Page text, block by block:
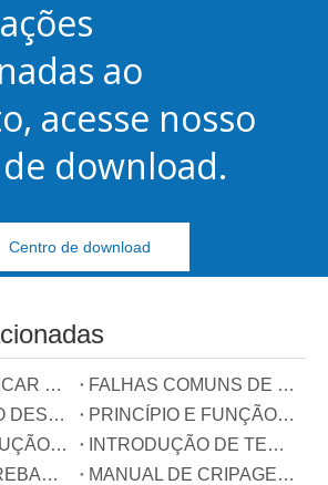
ao
acesse nosso
download.
Centro de download
COMO CLASSIFICAR BLOCOS TERMINAIS
FALHAS COMUNS DE TERMINAIS
PROBLEMAS NO DESENVOLVIMENTO DA INDÚSTRIA DE TERMINAIS NA CHINA
PRINCÍPIO E FUNÇÃO DOS TRÊS FIOS CONECTADOS AO CONECTOR DE COMPENSAÇÃO DE POTÊNCIA REATIVA
BREVE INTRODUÇÃO DE TERMINAIS DE TRILHO GUIA
INTRODUÇÃO DE TERMINAIS DE MOLA
O EFEITO DAS REBARAS NOS TERMINAIS
MANUAL DE CRIPAGEM DE TERMINAIS